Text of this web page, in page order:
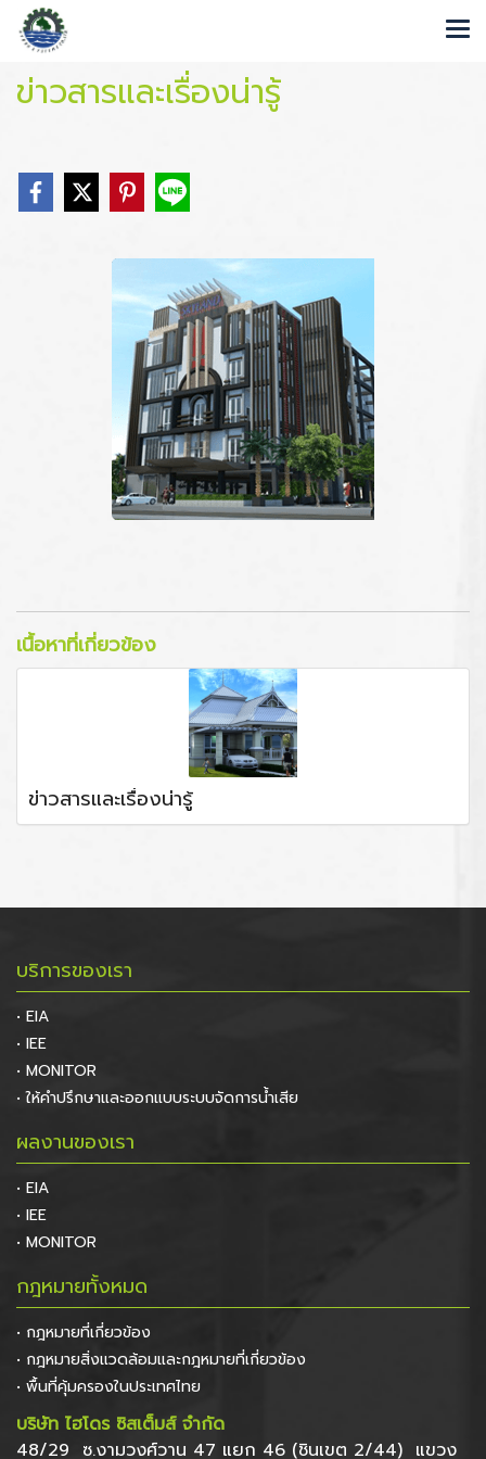
ข่าวสารและเรื่องน่ารู้
เนื้อหาที่เกี่ยวข้อง
ข่าวสารและเรื่องน่ารู้
บริการของเรา
• EIA
• IEE
• MONITOR
• ให้คำปรึกษาและออกแบบระบบจัดการน้ำเสีย
ผลงานของเรา
• EIA
• IEE
• MONITOR
กฎหมายทั้งหมด
• กฎหมายที่เกี่ยวข้อง
• กฎหมายสิ่งแวดล้อมและกฎหมายที่เกี่ยวข้อง
• พื้นที่คุ้มครองในประเทศไทย
บริษัท ไฮโดร ซิสเต็มส์ จำกัด
48/29 ซ.งามวงศ์วาน 47 แยก 46 (ชินเขต 2/44) แขวง